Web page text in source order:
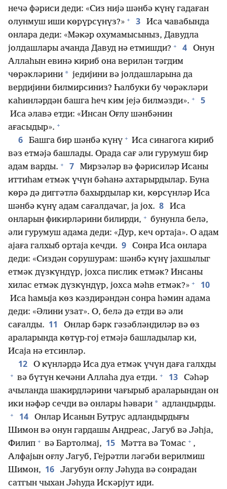
нечә фәриси деди: «Сиз нијә шәнбә ҝүнү гадаған
олунмуш иши ҝөрүрсүнүз?» + 3
Иса ҹавабында
онлара деди: «Мәҝәр охумамысыныз, Давудла
јолдашлары аҹанда Давуд нә етмишди? + 4
Онун
Аллаһын евинә ҝириб она верилән тәгдим
чөрәкләрини * једијини вә јолдашларына да
вердијини билмирсиниз? Һалбуки бу чөрәкләри
каһинләрдән башга һеч ким јејә билмәзди». + 5
Иса әлавә етди: «Инсан Оғлу шәнбәнин
ағасыдыр». +
6 Башга бир шәнбә ҝүнү + Иса синагога ҝириб
вәз етмәјә башлады. Орада сағ әли гурумуш бир
адам варды. + 7
Мирзәләр вә фәрисиләр Исаны
иттиһам етмәк үчүн бәһанә ахтарырдылар. Буна
ҝөрә дә диггәтлә бахырдылар ки, ҝөрсүнләр Иса
шәнбә ҝүнү адам сағалдаҹаг, ја јох. 8
Иса
онларын фикирләрини билирди, + бунунла белә,
әли гурумуш адама деди: «Дур, кеч ортаја». О адам
ајаға галхыб ортаја кечди. 9
Сонра Иса онлара
деди: «Сиздән сорушурам: шәнбә ҝүнү јахшылыг
етмәк дүзҝүндүр, јохса пислик етмәк? Инсаны
хилас етмәк дүзҝүндүр, јохса мәһв етмәк?» + 10
Иса һамыја ҝөз ҝәздирәндән сонра һәмин адама
деди: «Әлини узат». О, белә дә етди вә әли
сағалды. 11
Онлар бәрк гәзәбләндиләр вә өз
араларында ҝөтүр-гој етмәјә башладылар ки,
Исаја нә етсинләр.
12 О ҝүнләрдә Иса дуа етмәк үчүн даға галхды
+ вә бүтүн ҝеҹәни Аллаһа дуа етди. + 13
Сәһәр
ачыланда шаҝирдләрини чағырыб араларындан он
ики нәфәр сечди вә онлары һәвари * адландырды.
+ 14
Онлар Исанын Бутрус адландырдығы
Шимон вә онун гардашы Андреас, Јагуб вә Јәһја,
Филип + вә Бартолмај, 15 Мәтта вә Томас + ,
Алфајын оғлу Јагуб, Гејрәтли ләгәби верилмиш
Шимон, 16
Јагубун оғлу Јәһуда вә сонрадан
сатгын чыхан Јәһуда Искәрјут иди.